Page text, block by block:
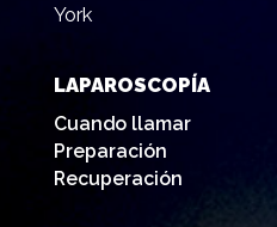
York
LAPAROSCOPÍA
Cuando llamar
Preparación
Recuperación